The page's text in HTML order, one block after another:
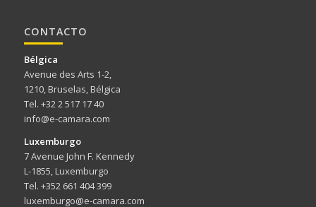
CONTACTO
Bélgica
Avenue des Arts 1-2,
1210, Bruselas, Bélgica
Tel. +32 2 517 17 40
info@e-camara.com
Luxemburgo
7 Avenue John F. Kennedy
L-1855, Luxemburgo
Tel. +352 661 404 399
luxemburgo@e-camara.com